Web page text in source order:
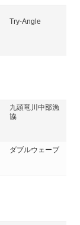
Try-Angle
九頭竜川中部漁
協
ダブルウェーブ